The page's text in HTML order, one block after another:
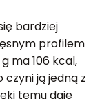
bardziej
profilem
ma 106 kcal,
czyni ją jedną z
temu daje